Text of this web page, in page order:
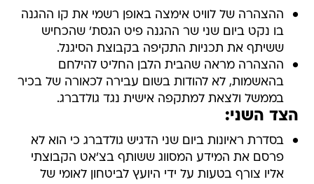
ההצהרה של לוויט אימצה באופן רשמי את קו ההגנה
בו נקט ביום שני שר ההגנה פיט הגסת' שהכחיש
ששיתף את תכניות התקיפה בקבוצת הסיגנל.
ההצהרה מראה שהבית הלבן החליט להילחם
בהאשמות, לא להודות בשום עבירה לכאורה של בכיר
בממשל ולצאת למתקפה אישית נגד גולדברג.
הצד השני:
בסדרת ראיונות ביום שני הדגיש גולדברג כי הוא לא
פרסם את המידע המסווג ששותף בצ'אט הקבוצתי
אליו צורף בטעות על ידי היועץ לביטחון לאומי של